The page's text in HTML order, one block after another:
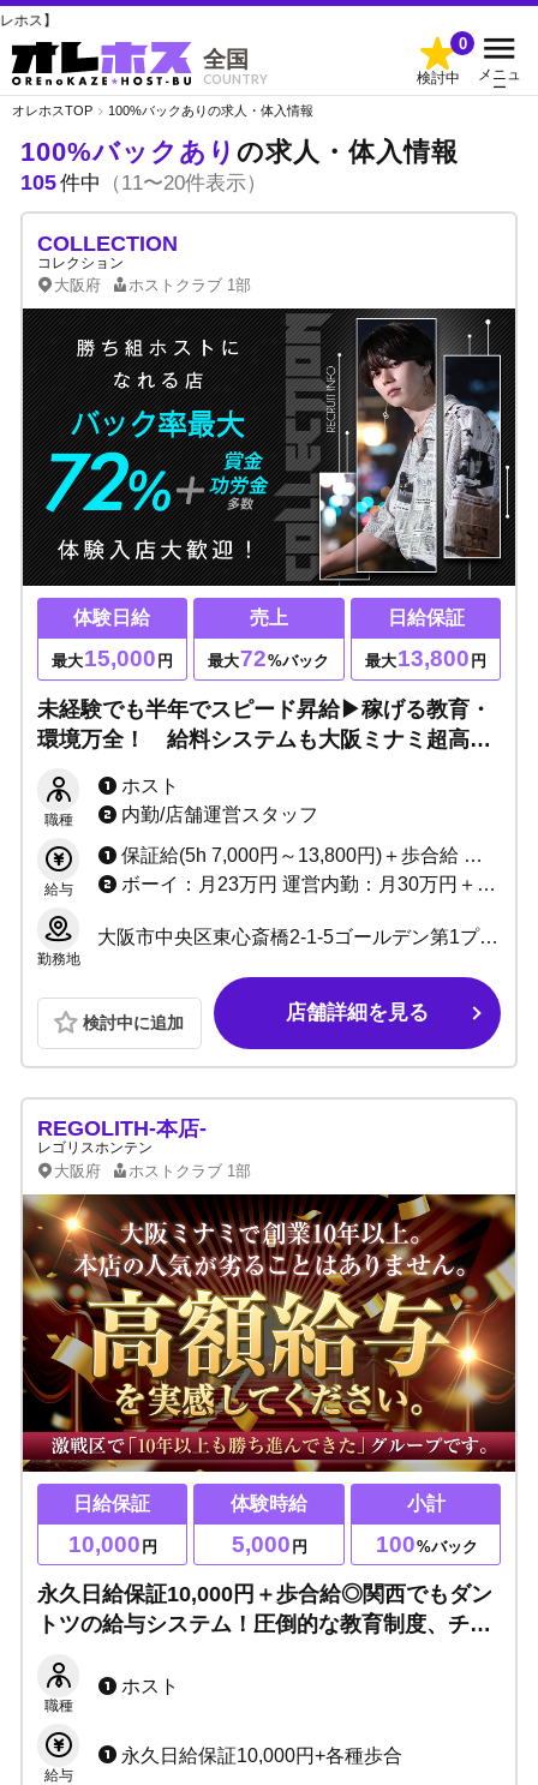
全国
COUNTRY 検討中
0
メニュ
ー
オレホスTOP 100%バックありの求人・体入情報
100%バックあり の求人・体入情報
105件中 （11〜20件表示）
COLLECTION
コレクション
大阪府 ホストクラブ 1部
体験日給
最大15,000 円
売上
最大72%バック
日給保証
最大13,800 円
未経験でも半年でスピード昇給▶稼げる教育・
環境万全！ 給料システムも大阪ミナミ超高水
に楽しく活躍しましょう！！
職種
ホスト
内勤/店舗運営スタッフ
給与
保証給(5h 7,000円～13,800円)＋歩合給 売上0でも給料25万円以上＋各種賞金！ ※バック率60～90%!! +功労金+賞金多数 （新人さんがとりやすい賞金たくさん用意しています）
ボーイ：月23万円 運営内勤：月30万円＋能力給＋賞金
勤務地
大阪市中央区東心斎橋2-1-5ゴールデン第1プラザビル6F
検討中に追加 店舗詳細を見る
REGOLITH-本店-
レゴリスホンテン
大阪府 ホストクラブ 1部
日給保証
10,000 円
体験時給
5,000 円
小計
100%バック
永久日給保証10,000円＋歩合給◎関西でもダン
トツの給与システム！圧倒的な教育制度、チー
職種
ホスト
給与
永久日給保証10,000円+各種歩合